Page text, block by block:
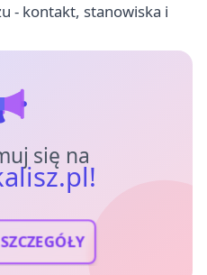
- kontakt, stanowiska i
się na